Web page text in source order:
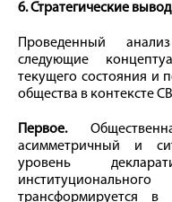
6. Стратегические
Проведенный
следующие
текущего состояния и
общества в контексте
Первое.
асимметричный и
уровень
трансформируется в